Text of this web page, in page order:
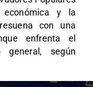
y la
con una
enfrenta el
general, según